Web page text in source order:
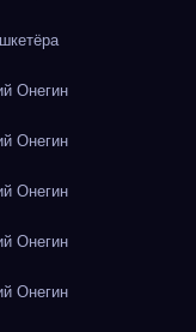
Онегин
Онегин
Онегин
Онегин
Онегин